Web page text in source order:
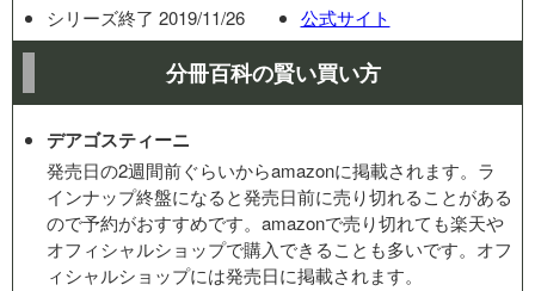
シリーズ終了 2019/11/26
公式サイト
分冊百科の賢い買い方
デアゴスティーニ
発売日の2週間前ぐらいからamazonに掲載されます。ラ
インナップ終盤になると発売日前に売り切れることがある
ので予約がおすすめです。amazonで売り切れても楽天や
オフィシャルショップで購入できることも多いです。オフ
ィシャルショップには発売日に掲載されます。